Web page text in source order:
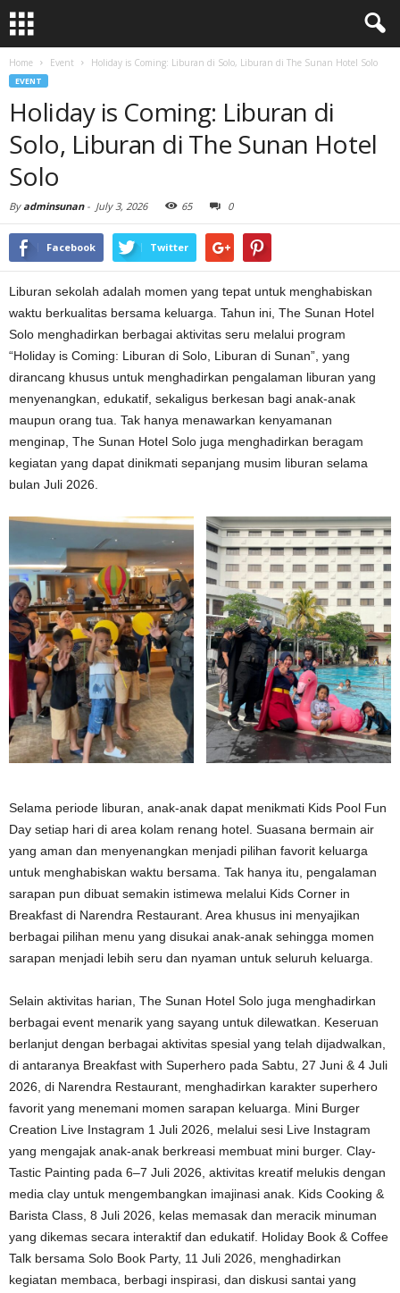
Home Event Holiday is Coming: Liburan di Solo, Liburan di The Sunan Hotel Solo
EVENT
Holiday is Coming: Liburan di
Solo, Liburan di The Sunan Hotel
Solo
Byadminsunan- July 3, 2026 65 0
Facebook Twitter
Liburan sekolah adalah momen yang tepat untuk menghabiskan
waktu berkualitas bersama keluarga. Tahun ini, The Sunan Hotel
Solo menghadirkan berbagai aktivitas seru melalui program
“Holiday is Coming: Liburan di Solo, Liburan di Sunan”, yang
dirancang khusus untuk menghadirkan pengalaman liburan yang
menyenangkan, edukatif, sekaligus berkesan bagi anak-anak
maupun orang tua. Tak hanya menawarkan kenyamanan
menginap, The Sunan Hotel Solo juga menghadirkan beragam
kegiatan yang dapat dinikmati sepanjang musim liburan selama
bulan Juli 2026.
Selama periode liburan, anak-anak dapat menikmati Kids Pool Fun
Day setiap hari di area kolam renang hotel. Suasana bermain air
yang aman dan menyenangkan menjadi pilihan favorit keluarga
untuk menghabiskan waktu bersama. Tak hanya itu, pengalaman
sarapan pun dibuat semakin istimewa melalui Kids Corner in
Breakfast di Narendra Restaurant. Area khusus ini menyajikan
berbagai pilihan menu yang disukai anak-anak sehingga momen
sarapan menjadi lebih seru dan nyaman untuk seluruh keluarga.
Selain aktivitas harian, The Sunan Hotel Solo juga menghadirkan
berbagai event menarik yang sayang untuk dilewatkan. Keseruan
berlanjut dengan berbagai aktivitas spesial yang telah dijadwalkan,
di antaranya Breakfast with Superhero pada Sabtu, 27 Juni & 4 Juli
2026, di Narendra Restaurant, menghadirkan karakter superhero
favorit yang menemani momen sarapan keluarga. Mini Burger
Creation Live Instagram 1 Juli 2026, melalui sesi Live Instagram
yang mengajak anak-anak berkreasi membuat mini burger. Clay-
Tastic Painting pada 6–7 Juli 2026, aktivitas kreatif melukis dengan
media clay untuk mengembangkan imajinasi anak. Kids Cooking &
Barista Class, 8 Juli 2026, kelas memasak dan meracik minuman
yang dikemas secara interaktif dan edukatif. Holiday Book & Coffee
Talk bersama Solo Book Party, 11 Juli 2026, menghadirkan
kegiatan membaca, berbagi inspirasi, dan diskusi santai yang